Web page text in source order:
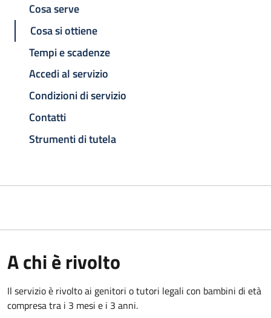
Cosa serve
Cosa si ottiene
Tempi e scadenze
Accedi al servizio
Condizioni di servizio
Contatti
Strumenti di tutela
A chi è rivolto
Il servizio è rivolto ai genitori o tutori legali con bambini di età
compresa tra i 3 mesi e i 3 anni.